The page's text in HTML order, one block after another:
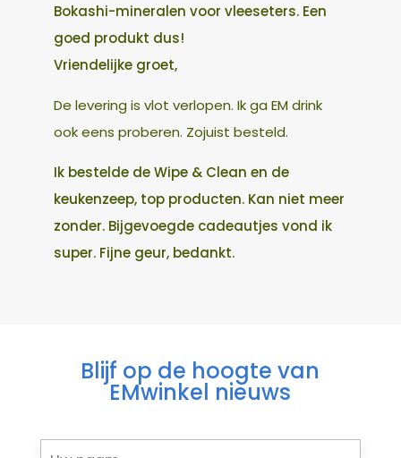
Bokashi-mineralen voor vleeseters. Een
goed produkt dus!
Vriendelijke groet,
De levering is vlot verlopen. Ik ga EM drink
ook eens proberen. Zojuist besteld.
Ik bestelde de Wipe & Clean en de
keukenzeep, top producten. Kan niet meer
zonder. Bijgevoegde cadeautjes vond ik
super. Fijne geur, bedankt.
Blijf op de hoogte van
EMwinkel nieuws